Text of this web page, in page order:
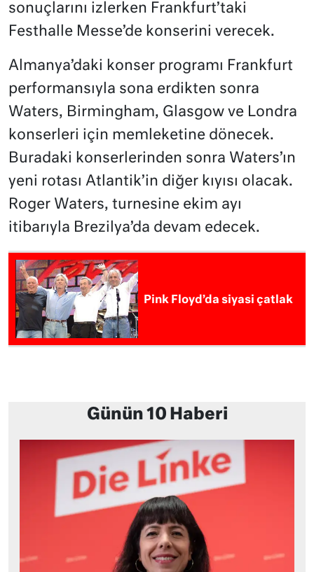
sonuçlarını izlerken Frankfurt’taki
Festhalle Messe’de konserini verecek.
Almanya’daki konser programı Frankfurt
performansıyla sona erdikten sonra
Waters, Birmingham, Glasgow ve Londra
konserleri için memleketine dönecek.
Buradaki konserlerinden sonra Waters’ın
yeni rotası Atlantik’in diğer kıyısı olacak.
Roger Waters, turnesine ekim ayı
itibarıyla Brezilya’da devam edecek.
Pink Floyd’da siyasi çatlak
Günün 10 Haberi